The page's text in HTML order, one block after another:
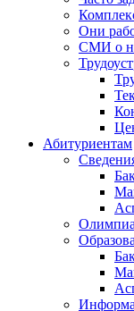
Они
СМИ о
Абитуриентам